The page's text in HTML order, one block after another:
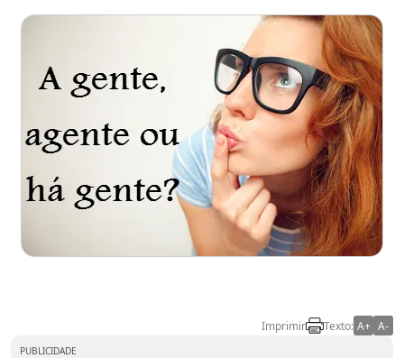
Imprimir Texto: A+ A-
PUBLICIDADE